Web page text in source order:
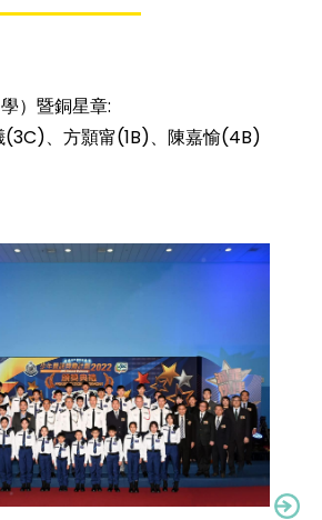
）暨銅星章:
、方顥甯(1B)、陳嘉愉(4B)